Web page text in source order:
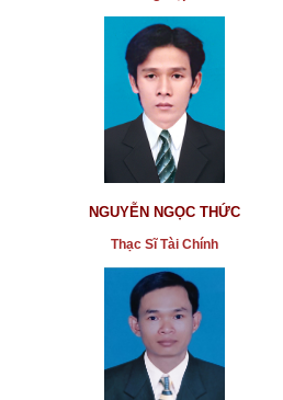
NGUYỄN NGỌC THỨC
Thạc Sĩ Tài Chính